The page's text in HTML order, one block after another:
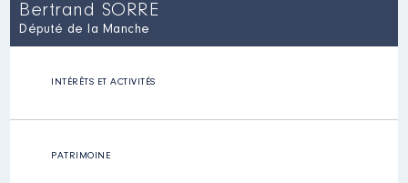
Bertrand SORRE
Député de la Manche
INTÉRÊTS ET ACTIVITÉS
PATRIMOINE